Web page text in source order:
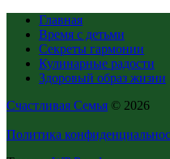
Главная
Время с детьми
Секреты гармонии
Кулинарные радости
Здоровый образ жизни
Счастливая Семья © 2026
Политика